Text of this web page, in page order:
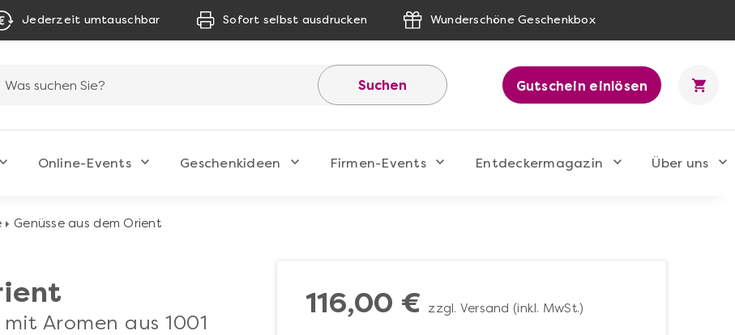
Jederzeit umtauschbar Sofort selbst ausdrucken Wunderschöne Geschenkbox
Suchen Gutschein einlösen
Online-Events Geschenkideen Firmen-Events Entdeckermagazin Über uns
Genüsse aus dem Orient
Aromen aus 1001
116,00 € zzgl. Versand (inkl. MwSt.)